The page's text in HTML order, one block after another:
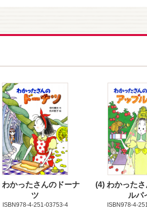
わかったさんのドーナ
ツ
ISBN978-4-251-03753-4
4 わかった
ルパ
ISBN978-4-